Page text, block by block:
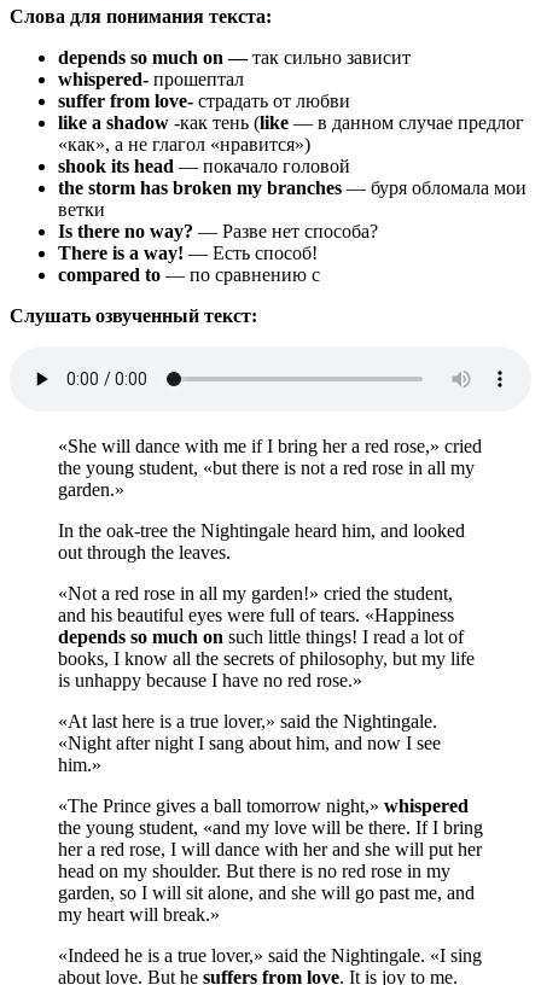
Слова для понимания текста:
depends so much on —так сильно зависит
whis­pered- прошептал
suffer from love- страдать от любви
like a shadow -как тень (like — в данном случае предлог
«как», а не глагол «нравится»)
shook its head — покачало головой
the storm has broken my branches — буря обломала мои
ветки
Is there no way? — Разве нет способа?
There is a way! — Есть способ!
compared to — по сравнению с
Слушать озвученный текст:
«She will dance with me if I bring her a red rose,» cried
the young student, «but there is not a red rose in all my
gar­den.»
In the oak-tree the Nightingale heard him, and looked
out through the leaves.
«Not a red rose in all my garden!» cried the student,
and his beautiful eyes were full of tears. «Happiness
depends so much on such little things! I read a lot of
books, I know all the secrets of philosophy, but my life
is unhappy because I have no red rose.»
«At last here is a true lover,» said the Nightin­gale.
«Night after night I sang about him, and now I see
him.»
«The Prince gives a ball tomorrow night,» whis­pered
the young student, «and my love will be there. If I bring
her a red rose, I will dance with her and she will put her
head on my shoul­der. But there is no red rose in my
garden, so I will sit alone, and she will go past me, and
my heart will break.»
«Indeed he is a true lover,» said the Nightin­gale. «I sing
about love. But he suffers from love. It is joy to me.